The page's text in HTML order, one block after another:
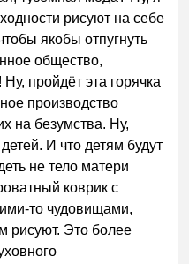
рисуют на себе
якобы отпугнуть
общество,
пройдёт эта горячка
производство
на безумства. Ну,
И что детям будут
не тело матери
коврик с
то чудовищами,
рисуют. Это более